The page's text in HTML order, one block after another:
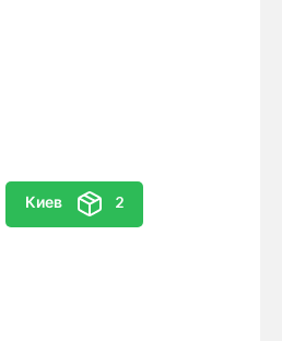
Киев 2